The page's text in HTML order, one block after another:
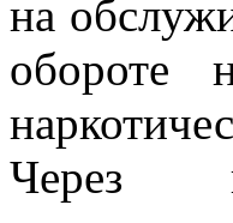
на
обороте
Через